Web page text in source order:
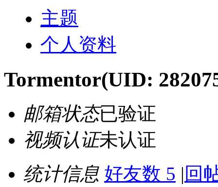
主题
个人资料
Tormentor(UID:
邮箱状态已验证
视频认证未认证
统计信息 好友数 5 | 回